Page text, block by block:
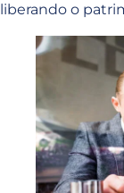
liberando o